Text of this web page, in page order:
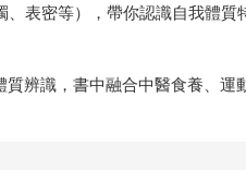
表密等），帶你認識自我體
辨識，書中融合中醫食養、